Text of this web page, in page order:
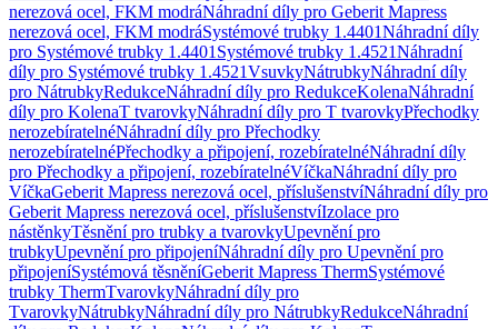
nerezová ocel, FKM modráNáhradní díly pro Geberit Mapress
nerezová ocel, FKM modráSystémové trubky 1.4401Náhradní díly
pro Systémové trubky 1.4401 Systémové trubky 1.4521Náhradní
díly pro Systémové trubky 1.4521VsuvkyNátrubkyNáhradní díly
pro NátrubkyRedukceNáhradní díly pro RedukceKolenaNáhradní
díly pro KolenaT tvarovkyNáhradní díly pro T tvarovkyPřechodky
nerozebíratelnéNáhradní díly pro Přechodky
nerozebíratelnéPřechodky a připojení, rozebíratelnéNáhradní díly
pro Přechodky a připojení, rozebíratelnéVíčkaNáhradní díly pro
VíčkaGeberit Mapress nerezová ocel, příslušenstvíNáhradní díly pro
Geberit Mapress nerezová ocel, příslušenstvíIzolace pro
nástěnkyTěsnění pro trubky a tvarovkyUpevnění pro
trubkyUpevnění pro připojeníNáhradní díly pro Upevnění pro
připojeníSystémová těsněníGeberit Mapress ThermSystémové
trubky ThermTvarovkyNáhradní díly pro
TvarovkyNátrubkyNáhradní díly pro NátrubkyRedukceNáhradní